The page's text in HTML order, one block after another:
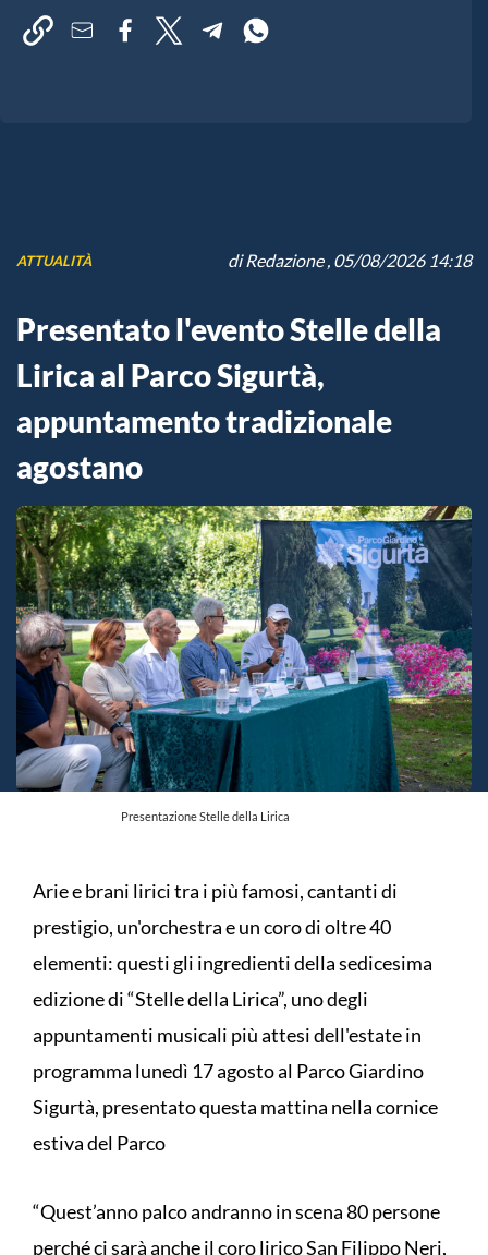
ATTUALITÀ diRedazione, 05/08/2026 14:18
Presentato l'evento Stelle della
Lirica al Parco Sigurtà,
appuntamento tradizionale
agostano
Presentazione Stelle della Lirica
Arie e brani lirici tra i più famosi, cantanti di
prestigio, un'orchestra e un coro di oltre 40
elementi: questi gli ingredienti della sedicesima
edizione di “Stelle della Lirica”, uno degli
appuntamenti musicali più attesi dell'estate in
programma lunedì 17 agosto al Parco Giardino
Sigurtà, presentato questa mattina nella cornice
estiva del Parco
“Quest’anno palco andranno in scena 80 persone
perché ci sarà anche il coro lirico San Filippo Neri,